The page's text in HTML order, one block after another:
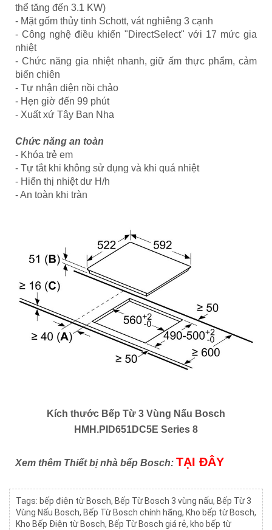
thể tăng đến 3.1 KW)
- Mặt gốm thủy tinh Schott, vát nghiêng 3 cạnh
- Công nghệ điều khiển "DirectSelect" với 17 mức gia
nhiệt
- Chức năng gia nhiệt nhanh, giữ ấm thực phẩm, cảm
biến chiên
- Tự nhận diện nồi chảo
- Hẹn giờ đến 99 phút
- Xuất xứ Tây Ban Nha
Chức năng an toàn
- Khóa trẻ em
- Tự tắt khi không sử dụng và khi quá nhiệt
- Hiển thị nhiệt dư H/h
- An toàn khi tràn
Kích thước Bếp Từ 3 Vùng Nấu Bosch
HMH.PID651DC5E Series 8
Xem thêm Thiết bị nhà bếp Bosch: TẠI ĐÂY
Tags: bếp điện từ Bosch, Bếp Từ Bosch 3 vùng nấu, Bếp Từ 3
Vùng Nấu Bosch, Bếp Từ Bosch chính hãng, Kho bếp từ Bosch,
Kho Bếp Điện từ Bosch, Bếp Từ Bosch giá rẻ, kho bếp từ